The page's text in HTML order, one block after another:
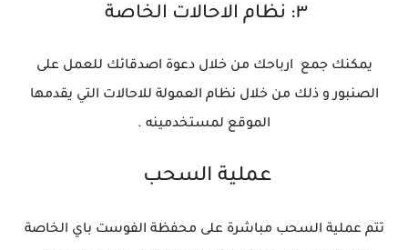
٣: نظام الاحالات الخاصة
يمكنك جمع ارباحك من خلال دعوة اصدقائك للعمل على
الصنبور و ذلك من خلال نظام العمولة للاحالات التي يقدمها
الموقع لمستخدمينه .
عملية السحب
تتم عملية السحب مباشرة على محفظة الفوست باي الخاصة